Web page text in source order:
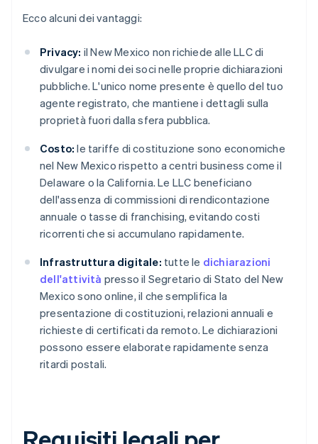
Ecco alcuni dei vantaggi:
Privacy: il New Mexico non richiede alle LLC di
divulgare i nomi dei soci nelle proprie dichiarazioni
pubbliche. L'unico nome presente è quello del tuo
agente registrato, che mantiene i dettagli sulla
proprietà fuori dalla sfera pubblica.
Costo: le tariffe di costituzione sono economiche
nel New Mexico rispetto a centri business come il
Delaware o la California. Le LLC beneficiano
dell'assenza di commissioni di rendicontazione
annuale o tasse di franchising, evitando costi
ricorrenti che si accumulano rapidamente.
Infrastruttura digitale: tutte le dichiarazioni
dell'attività presso il Segretario di Stato del New
Mexico sono online, il che semplifica la
presentazione di costituzioni, relazioni annuali e
richieste di certificati da remoto. Le dichiarazioni
possono essere elaborate rapidamente senza
ritardi postali.